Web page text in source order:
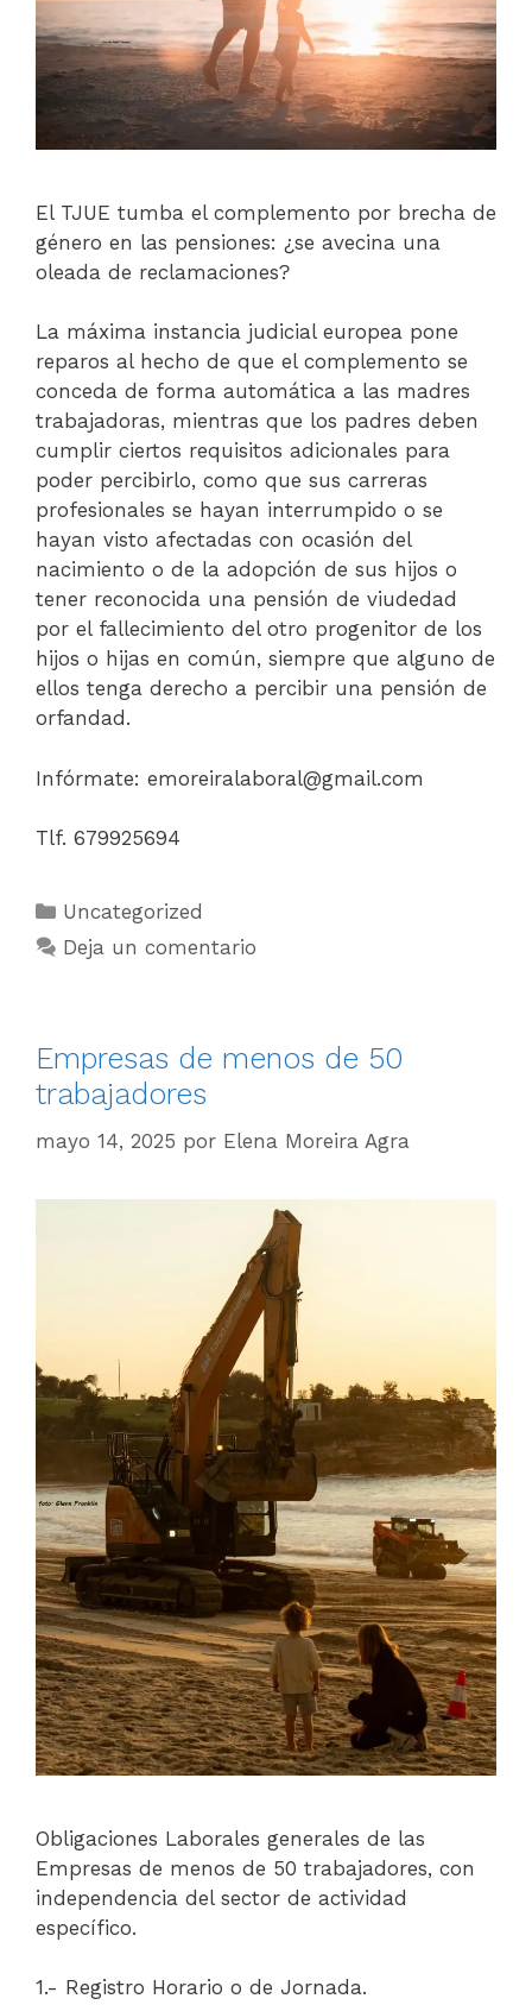
El TJUE tumba el complemento por brecha de
género en las pensiones: ¿se avecina una
oleada de reclamaciones?
La máxima instancia judicial europea pone
reparos al hecho de que el complemento se
conceda de forma automática a las madres
trabajadoras, mientras que los padres deben
cumplir ciertos requisitos adicionales para
poder percibirlo, como que sus carreras
profesionales se hayan interrumpido o se
hayan visto afectadas con ocasión del
nacimiento o de la adopción de sus hijos o
tener reconocida una pensión de viudedad
por el fallecimiento del otro progenitor de los
hijos o hijas en común, siempre que alguno de
ellos tenga derecho a percibir una pensión de
orfandad.
Infórmate: emoreiralaboral@gmail.com
Tlf. 679925694
Uncategorized
Deja un comentario
Empresas de menos de 50
trabajadores
mayo 14, 2025 por Elena Moreira Agra
Obligaciones Laborales generales de las
Empresas de menos de 50 trabajadores, con
independencia del sector de actividad
específico.
1.- Registro Horario o de Jornada.